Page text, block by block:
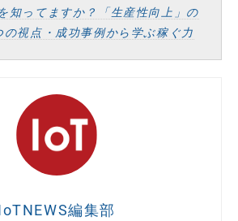
知ってますか？「生産性向上」の
視点・成功事例から学ぶ稼ぐ力
編集部